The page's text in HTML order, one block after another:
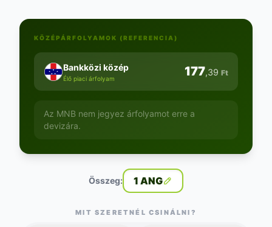
KÖZÉPÁRFOLYAMOK (REFERENCIA)
Bankközi közép
Élő piaci árfolyam
177,39 Ft
Az MNB nem jegyez árfolyamot erre a
devizára.
Összeg: 1 ANG
MIT SZERETNÉL CSINÁLNI?